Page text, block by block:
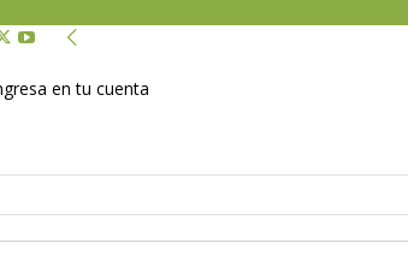
en tu cuenta